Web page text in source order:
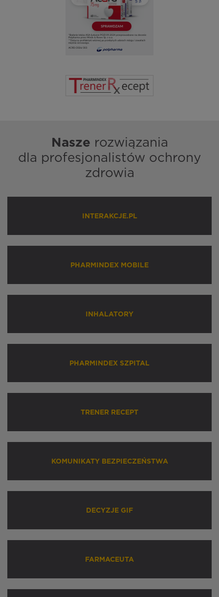
Nasze rozwiązania
dla profesjonalistów ochrony
zdrowia
INTERAKCJE.PL
PHARMINDEX MOBILE
INHALATORY
PHARMINDEX SZPITAL
TRENER RECEPT
KOMUNIKATY BEZPIECZEŃSTWA
DECYZJE GIF
FARMACEUTA